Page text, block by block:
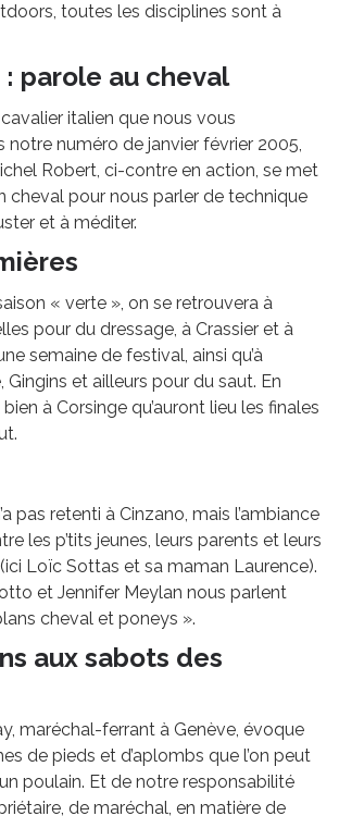
toutes les disciplines sont à
parole au cheval
italien que nous vous
notre numéro de janvier février 2005,
Robert, ci-contre en action, se met
cheval pour nous parler de technique
et à méditer.
« verte », on se retrouvera à
pour du dressage, à Crassier et à
semaine de festival, ainsi qu’à
Gingins et ailleurs pour du saut. En
à Corsinge qu’auront lieu les finales
pas retenti à Cinzano, mais l’ambiance
les p’tits jeunes, leurs parents et leurs
Loïc Sottas et sa maman Laurence).
et Jennifer Meylan nous parlent
cheval et poneys ».
aux sabots des
maréchal-ferrant à Genève, évoque
de pieds et d’aplombs que l’on peut
poulain. Et de notre responsabilité
de maréchal, en matière de